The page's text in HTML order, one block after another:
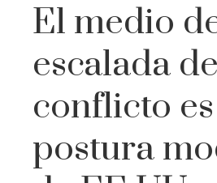
El medio
escalada
conflicto
postura